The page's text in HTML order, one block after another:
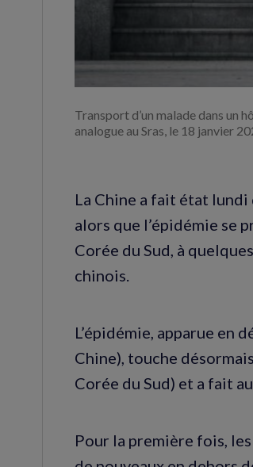
Transport d’un malade dans un
analogue au Sras, le 18 janvier
La Chine a fait état lundi
alors que l’épidémie se
Corée du Sud, à
chinois.
L’épidémie, apparue en
Chine), touche
Corée du Sud) et a fait
Pour la première fois,